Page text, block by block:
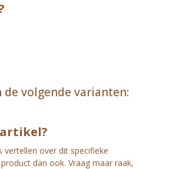
volgende varianten:
vertellen over dit specifieke
dan ook. Vraag maar raak,